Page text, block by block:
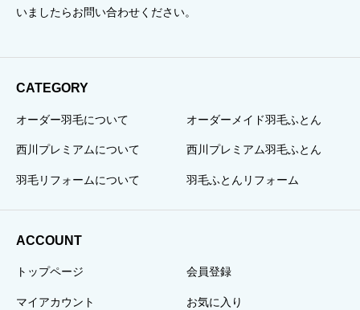
いましたらお問い合わせください。
CATEGORY
オーダー羽毛について オーダーメイド羽毛ふとん
西川プレミアムについて 西川プレミアム羽毛ふとん
羽毛リフォームについて 羽毛ふとんリフォーム
ACCOUNT
トップページ 会員登録
マイアカウント お気に入り